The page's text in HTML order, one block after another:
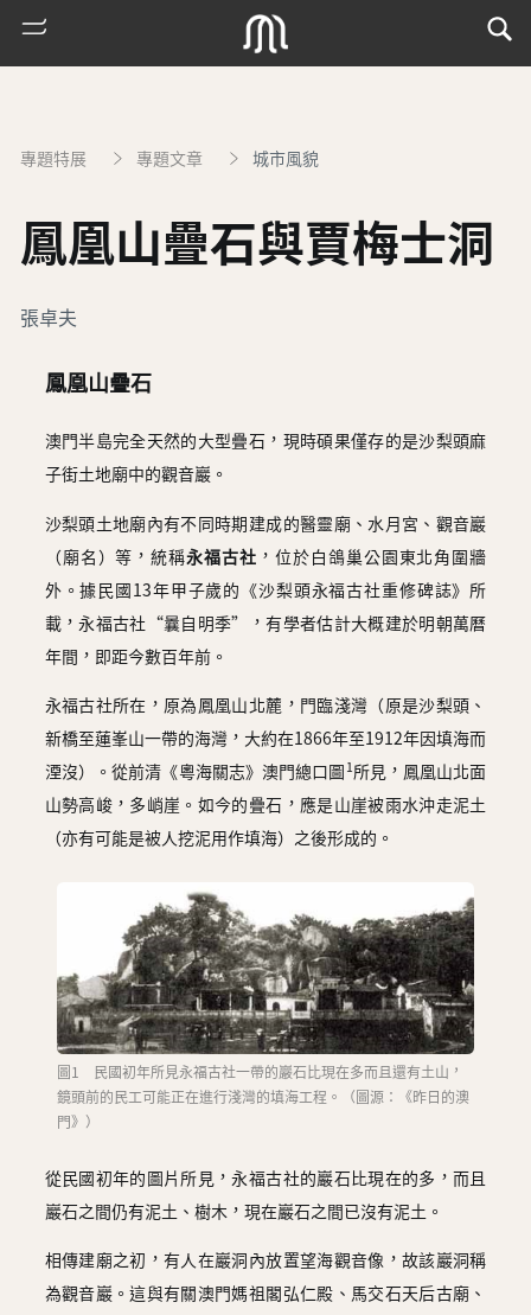
專題特展 專題文章 城市風貌
鳳凰山疊石與賈梅士洞
張卓夫
鳳凰山疊石
澳門半島完全天然的大型疊石，現時碩果僅存的是沙梨頭麻
子街土地廟中的觀音巖。
沙梨頭土地廟內有不同時期建成的醫靈廟、水月宮、觀音巖
（廟名）等，統稱永福古社 ，位於白鴿巢公園東北角圍牆
外。據民國13年甲子歲的《沙梨頭永福古社重修碑誌》所
載，永福古社“曩自明季”，有學者估計大概建於明朝萬曆
年間，即距今數百年前。
永福古社所在，原為鳳凰山北麓，門臨淺灣（原是沙梨頭、
新橋至蓮峯山一帶的海灣，大約在1866年至1912年因填海而
湮沒）。從前清《粵海關志》澳門總口圖 1 所見，鳳凰山北面
山勢高峻，多峭崖。如今的疊石，應是山崖被雨水沖走泥土
（亦有可能是被人挖泥用作填海）之後形成的。
圖1 民國初年所見永福古社一帶的巖石比現在多而且還有土山，
鏡頭前的民工可能正在進行淺灣的填海工程。（圖源：《昨日的澳
門》）
從民國初年的圖片所見，永福古社的巖石比現在的多，而且
巖石之間仍有泥土、樹木，現在巖石之間已沒有泥土。
相傳建廟之初，有人在巖洞內放置望海觀音像，故該巖洞稱
為觀音巖。這與有關澳門媽祖閣弘仁殿、馬交石天后古廟、